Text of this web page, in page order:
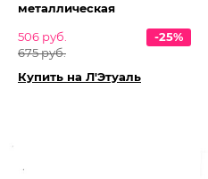
металлическая
506 руб.
675 руб.
-25%
Купить на Л'Этуаль